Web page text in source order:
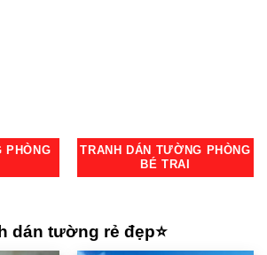
PHÒNG
TRANH DÁN TƯỜNG PHÒNG
BÉ TRAI
dán tường rẻ đẹp⭐